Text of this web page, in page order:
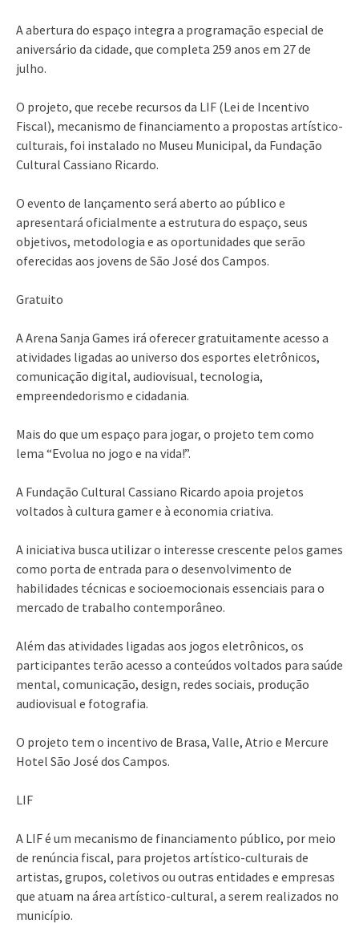
A abertura do espaço integra a programação especial de
aniversário da cidade, que completa 259 anos em 27 de
julho.
O projeto, que recebe recursos da LIF (Lei de Incentivo
Fiscal), mecanismo de financiamento a propostas artístico-
culturais, foi instalado no Museu Municipal, da Fundação
Cultural Cassiano Ricardo.
O evento de lançamento será aberto ao público e
apresentará oficialmente a estrutura do espaço, seus
objetivos, metodologia e as oportunidades que serão
oferecidas aos jovens de São José dos Campos.
Gratuito
A Arena Sanja Games irá oferecer gratuitamente acesso a
atividades ligadas ao universo dos esportes eletrônicos,
comunicação digital, audiovisual, tecnologia,
empreendedorismo e cidadania.
Mais do que um espaço para jogar, o projeto tem como
lema “Evolua no jogo e na vida!”.
A Fundação Cultural Cassiano Ricardo apoia projetos
voltados à cultura gamer e à economia criativa.
A iniciativa busca utilizar o interesse crescente pelos games
como porta de entrada para o desenvolvimento de
habilidades técnicas e socioemocionais essenciais para o
mercado de trabalho contemporâneo.
Além das atividades ligadas aos jogos eletrônicos, os
participantes terão acesso a conteúdos voltados para saúde
mental, comunicação, design, redes sociais, produção
audiovisual e fotografia.
O projeto tem o incentivo de Brasa, Valle, Atrio e Mercure
Hotel São José dos Campos.
LIF
A LIF é um mecanismo de financiamento público, por meio
de renúncia fiscal, para projetos artístico-culturais de
artistas, grupos, coletivos ou outras entidades e empresas
que atuam na área artístico-cultural, a serem realizados no
município.